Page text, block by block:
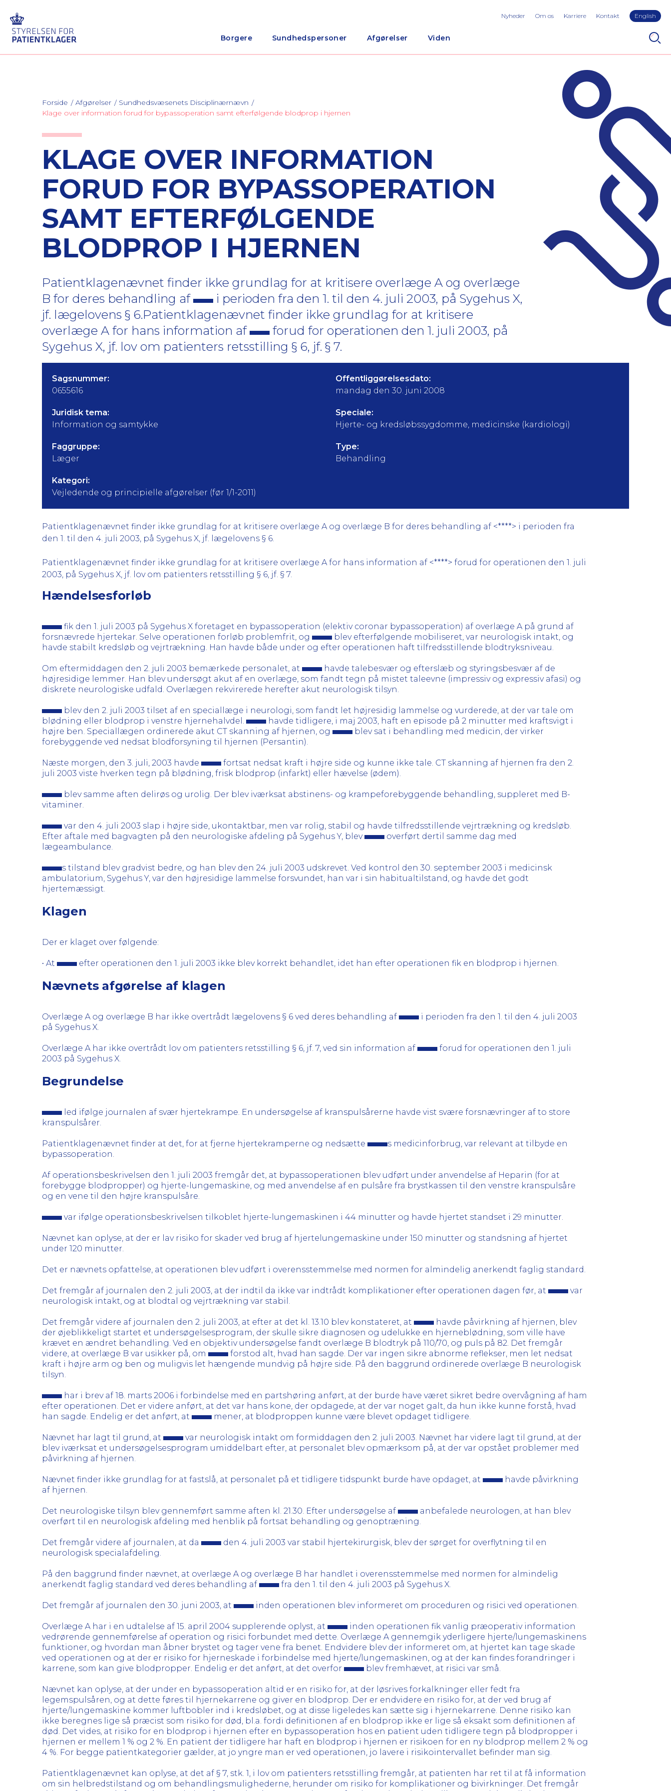
Borgere Sundhedspersoner Afgørelser Viden
Nyheder Om os Karriere Kontakt English
Forside Afgørelser
Sundhedsvæsenets Disciplinærnævn
Klage over information forud for bypassoperation samt efterfølgende blodprop i hjernen
KLAGE OVER INFORMATION
FORUD FOR BYPASSOPERATION
SAMT EFTERFØLGENDE
BLODPROP I HJERNEN
Patientklagenævnet finder ikke grundlag for at kritisere overlæge A og overlæge
B for deres behandling af
i perioden fra den 1. til den 4. juli 2003, på Sygehus X,
jf. lægelovens § 6.Patientklagenævnet finder ikke grundlag for at kritisere
overlæge A for hans information af
forud for operationen den 1. juli 2003, på
Sygehus X, jf. lov om patienters retsstilling § 6, jf. § 7.
Sagsnummer:
0655616
Offentliggørelsesdato:
mandag den 30. juni 2008
Juridisk tema:
Information og samtykke
Speciale:
Hjerte- og kredsløbssygdomme, medicinske (kardiologi)
Faggruppe:
Læger
Type:
Behandling
Kategori:
Vejledende og principielle afgørelser (før 1/1-2011)
Patientklagenævnet finder ikke grundlag for at kritisere overlæge A og overlæge B for deres behandling af <****> i perioden fra
den 1. til den 4. juli 2003, på Sygehus X, jf. lægelovens § 6.
Patientklagenævnet finder ikke grundlag for at kritisere overlæge A for hans information af <****> forud for operationen den 1. juli
2003, på Sygehus X, jf. lov om patienters retsstilling § 6, jf. § 7.
Hændelsesforløb
fik den 1. juli 2003 på Sygehus X foretaget en bypassoperation (elektiv coronar bypassoperation) af overlæge A på grund af
forsnævrede hjertekar. Selve operationen forløb problemfrit, og
blev efterfølgende mobiliseret, var neurologisk intakt, og
havde stabilt kredsløb og vejrtrækning. Han havde både under og efter operationen haft tilfredsstillende blodtryksniveau.
Om eftermiddagen den 2. juli 2003 bemærkede personalet, at
havde talebesvær og efterslæb og styringsbesvær af de
højresidige lemmer. Han blev undersøgt akut af en overlæge, som fandt tegn på mistet taleevne (impressiv og expressiv afasi) og
diskrete neurologiske udfald. Overlægen rekvirerede herefter akut neurologisk tilsyn.
blev den 2. juli 2003 tilset af en speciallæge i neurologi, som fandt let højresidig lammelse og vurderede, at der var tale om
blødning eller blodprop i venstre hjernehalvdel.
havde tidligere, i maj 2003, haft en episode på 2 minutter med kraftsvigt i
højre ben. Speciallægen ordinerede akut CT skanning af hjernen, og
blev sat i behandling med medicin, der virker
forebyggende ved nedsat blodforsyning til hjernen (Persantin).
Næste morgen, den 3. juli, 2003 havde
fortsat nedsat kraft i højre side og kunne ikke tale. CT skanning af hjernen fra den 2.
juli 2003 viste hverken tegn på blødning, frisk blodprop (infarkt) eller hævelse (ødem).
blev samme aften delirøs og urolig. Der blev iværksat abstinens- og krampeforebyggende behandling, suppleret med B-
vitaminer.
var den 4. juli 2003 slap i højre side, ukontaktbar, men var rolig, stabil og havde tilfredsstillende vejrtrækning og kredsløb.
Efter aftale med bagvagten på den neurologiske afdeling på Sygehus Y, blev
overført dertil samme dag med
lægeambulance.
s tilstand blev gradvist bedre, og han blev den 24. juli 2003 udskrevet. Ved kontrol den 30. september 2003 i medicinsk
ambulatorium, Sygehus Y, var den højresidige lammelse forsvundet, han var i sin habitualtilstand, og havde det godt
hjertemæssigt.
Klagen
Der er klaget over følgende:
• At efter operationen den 1. juli 2003 ikke blev korrekt behandlet, idet han efter operationen fik en blodprop i hjernen.
Nævnets afgørelse af klagen
Overlæge A og overlæge B har ikke overtrådt lægelovens § 6 ved deres behandling af
i perioden fra den 1. til den 4. juli 2003
på Sygehus X.
Overlæge A har ikke overtrådt lov om patienters retsstilling § 6, jf. 7, ved sin information af
forud for operationen den 1. juli
2003 på Sygehus X.
Begrundelse
led ifølge journalen af svær hjertekrampe. En undersøgelse af kranspulsårerne havde vist svære forsnævringer af to store
kranspulsårer.
Patientklagenævnet finder at det, for at fjerne hjertekramperne og nedsætte
s medicinforbrug, var relevant at tilbyde en
bypassoperation.
Af operationsbeskrivelsen den 1. juli 2003 fremgår det, at bypassoperationen blev udført under anvendelse af Heparin (for at
forebygge blodpropper) og hjerte-lungemaskine, og med anvendelse af en pulsåre fra brystkassen til den venstre kranspulsåre
og en vene til den højre kranspulsåre.
var ifølge operationsbeskrivelsen tilkoblet hjerte-lungemaskinen i 44 minutter og havde hjertet standset i 29 minutter.
Nævnet kan oplyse, at der er lav risiko for skader ved brug af hjertelungemaskine under 150 minutter og standsning af hjertet
under 120 minutter.
Det er nævnets opfattelse, at operationen blev udført i overensstemmelse med normen for almindelig anerkendt faglig standard.
Det fremgår af journalen den 2. juli 2003, at der indtil da ikke var indtrådt komplikationer efter operationen dagen før, at
var
neurologisk intakt, og at blodtal og vejrtrækning var stabil.
Det fremgår videre af journalen den 2. juli 2003, at efter at det kl. 13.10 blev konstateret, at
havde påvirkning af hjernen, blev
der øjeblikkeligt startet et undersøgelsesprogram, der skulle sikre diagnosen og udelukke en hjerneblødning, som ville have
krævet en ændret behandling. Ved en objektiv undersøgelse fandt overlæge B blodtryk på 110/70, og puls på 82. Det fremgår
videre, at overlæge B var usikker på, om
forstod alt, hvad han sagde. Der var ingen sikre abnorme reflekser, men let nedsat
kraft i højre arm og ben og muligvis let hængende mundvig på højre side. På den baggrund ordinerede overlæge B neurologisk
tilsyn.
har i brev af 18. marts 2006 i forbindelse med en partshøring anført, at der burde have været sikret bedre overvågning af ham
efter operationen. Det er videre anført, at det var hans kone, der opdagede, at der var noget galt, da hun ikke kunne forstå, hvad
han sagde. Endelig er det anført, at
mener, at blodproppen kunne være blevet opdaget tidligere.
Nævnet har lagt til grund, at
var neurologisk intakt om formiddagen den 2. juli 2003. Nævnet har videre lagt til grund, at der
blev iværksat et undersøgelsesprogram umiddelbart efter, at personalet blev opmærksom på, at der var opstået problemer med
påvirkning af hjernen.
Nævnet finder ikke grundlag for at fastslå, at personalet på et tidligere tidspunkt burde have opdaget, at
havde påvirkning
af hjernen.
Det neurologiske tilsyn blev gennemført samme aften kl. 21.30. Efter undersøgelse af
anbefalede neurologen, at han blev
overført til en neurologisk afdeling med henblik på fortsat behandling og genoptræning.
Det fremgår videre af journalen, at da
den 4. juli 2003 var stabil hjertekirurgisk, blev der sørget for overflytning til en
neurologisk specialafdeling.
På den baggrund finder nævnet, at overlæge A og overlæge B har handlet i overensstemmelse med normen for almindelig
anerkendt faglig standard ved deres behandling af
fra den 1. til den 4. juli 2003 på Sygehus X.
Det fremgår af journalen den 30. juni 2003, at inden operationen blev informeret om proceduren og risici ved operationen.
Overlæge A har i en udtalelse af 15. april 2004 supplerende oplyst, at
inden operationen fik vanlig præoperativ information
vedrørende gennemførelse af operation og risici forbundet med dette. Overlæge A gennemgik yderligere hjerte/lungemaskinens
funktioner, og hvordan man åbner brystet og tager vene fra benet. Endvidere blev der informeret om, at hjertet kan tage skade
ved operationen og at der er risiko for hjerneskade i forbindelse med hjerte/lungemaskinen, og at der kan findes forandringer i
karrene, som kan give blodpropper. Endelig er det anført, at det overfor
blev fremhævet, at risici var små.
Nævnet kan oplyse, at der under en bypassoperation altid er en risiko for, at der løsrives forkalkninger eller fedt fra
legemspulsåren, og at dette føres til hjernekarrene og giver en blodprop. Der er endvidere en risiko for, at der ved brug af
hjerte/lungemaskine kommer luftbobler ind i kredsløbet, og at disse ligeledes kan sætte sig i hjernekarrene. Denne risiko kan
ikke beregnes lige så præcist som risiko for død, bl.a. fordi definitionen af en blodprop ikke er lige så eksakt som definitionen af
død. Det vides, at risiko for en blodprop i hjernen efter en bypassoperation hos en patient uden tidligere tegn på blodpropper i
hjernen er mellem 1 % og 2 %. En patient der tidligere har haft en blodprop i hjernen er risikoen for en ny blodprop mellem 2 % og
4 %. For begge patientkategorier gælder, at jo yngre man er ved operationen, jo lavere i risikointervallet befinder man sig.
Patientklagenævnet kan oplyse, at det af § 7, stk. 1, i lov om patienters retsstilling fremgår, at patienten har ret til at få information
om sin helbredstilstand og om behandlingsmulighederne, herunder om risiko for komplikationer og bivirkninger. Det fremgår